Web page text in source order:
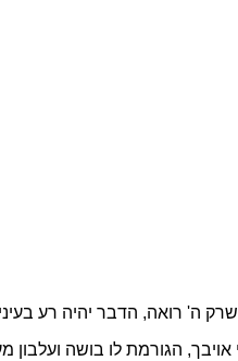
ה' רואה, הדבר יהיה רע
הגורמת לו בושה ועלבון